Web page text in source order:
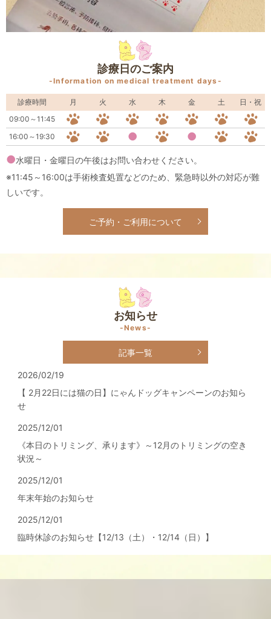
診療日のご案内
-Information on medical treatment days-
診療時間 月 火 水 木 金 土
日・祝
09:00～11:45
16:00～19:30
●
●
●水曜日・金曜日の午後はお問い合わせください。
※11:45～16:00は手術検査処置などのため、緊急時以外の対応が難
しいです。
ご予約・ご利用について
お知らせ
-News-
記事一覧
2026/02/19
【 2月22日には猫の日】にゃんドッグキャンペーンのお知ら
せ
2025/12/01
《本日のトリミング、承ります》～12月のトリミングの空き
状況～
2025/12/01
年末年始のお知らせ
2025/12/01
臨時休診のお知らせ【12/13（土）・12/14（日）】